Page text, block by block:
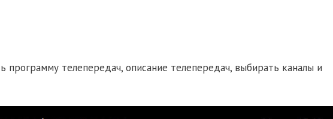
программу телепередач, описание телепередач, выбирать каналы и